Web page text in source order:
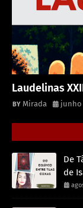
Laudelinas
Mirada junho
De
de